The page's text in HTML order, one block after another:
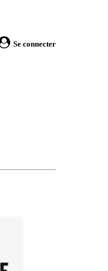
Se connecter